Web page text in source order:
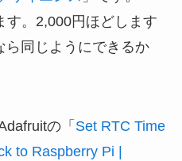
す。2,000円ほどします
ら同じようにできるか
の「 Set RTC Time
to Raspberry Pi |